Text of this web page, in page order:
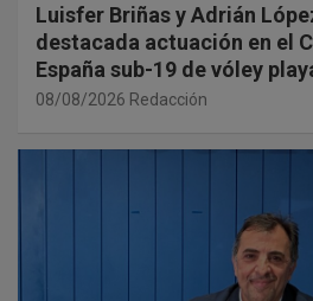
Luisfer Briñas y Adrián
destacada actuación en el
España sub-19 de vóley
08/08/2026 Redacción